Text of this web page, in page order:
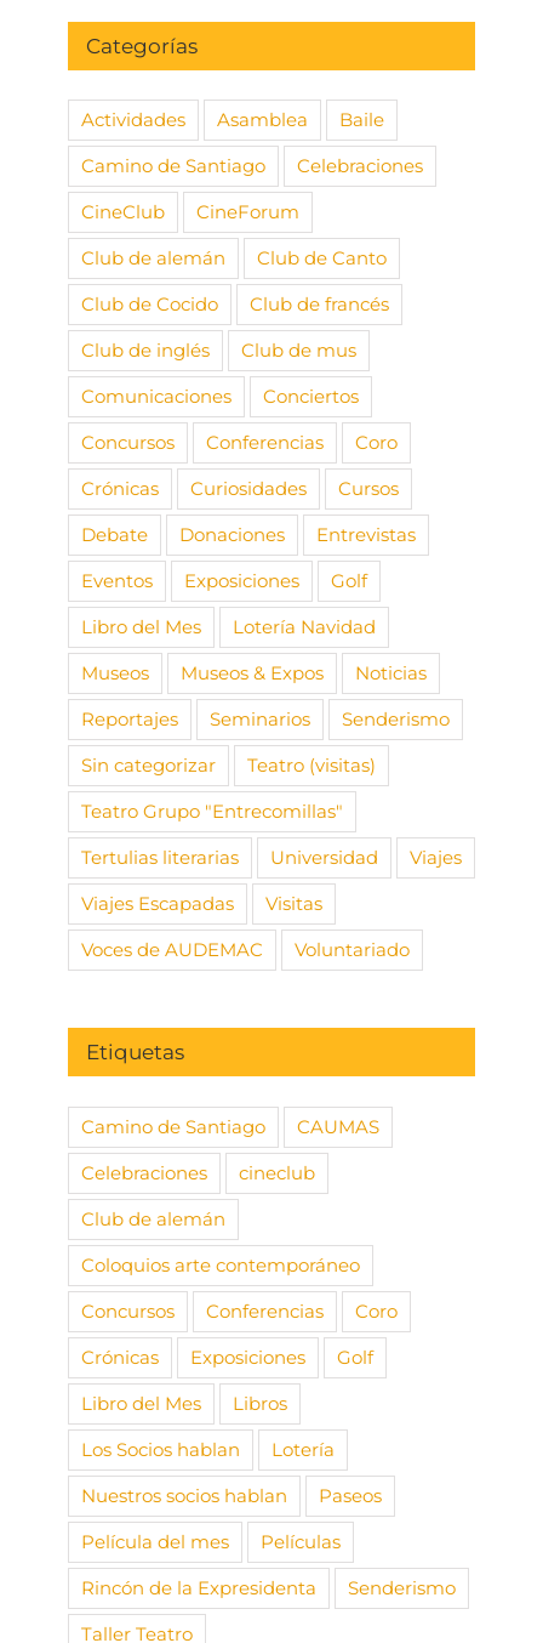
Categorías
Actividades Asamblea
Baile
Camino de Santiago
Celebraciones
CineClub
CineForum
Club de alemán
Club de Canto
Club de Cocido
Club de francés
Club de inglés
Club de mus
Comunicaciones
Conciertos
Concursos
Conferencias
Coro
Crónicas
Curiosidades
Cursos
Debate
Donaciones
Entrevistas
Eventos
Exposiciones
Golf
Libro del Mes
Lotería Navidad
Museos
Museos & Expos
Noticias
Reportajes
Seminarios
Senderismo
Sin categorizar
Teatro (visitas)
Teatro Grupo "Entrecomillas"
Tertulias literarias
Universidad
Viajes
Viajes Escapadas
Visitas
Voces de AUDEMAC
Voluntariado
Etiquetas
Camino de Santiago
CAUMAS
Celebraciones
cineclub
Club de alemán
Coloquios arte contemporáneo
Concursos
Conferencias
Coro
Crónicas
Exposiciones
Golf
Libro del Mes
Libros
Los Socios hablan
Lotería
Nuestros socios hablan
Paseos
Película del mes
Películas
Rincón de la Expresidenta
Senderismo
Taller Teatro